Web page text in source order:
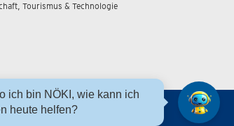
Tourismus & Technologie
Landesregierung
ich bin NÖKI, wie kann ich
heute helfen?